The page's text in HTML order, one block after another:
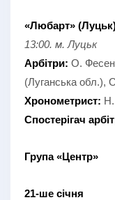
«Любарт»
13:00. м. Луцьк
Арбітри: О.
(Луганська обл.),
Хронометрист:
Спостерігач
Група «Центр»
21-ше січня